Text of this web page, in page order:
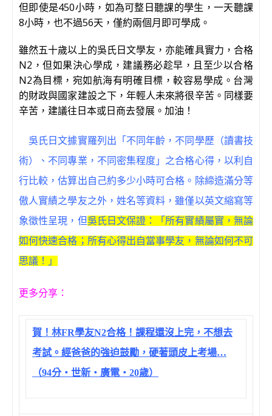
但即使是450小時，如為可整日聽課的學生，一天聽課
8小時，也不過56天，僅約兩個月即可學成。
雖然五十歲以上的吳氏日文學友，亦能確具實力，合格
N2，但如果決心學成，建議務必趁早，且至少以合格
N2為目標，宛如航海有明確目標，較容易學成。台灣
的財政與國家建設之下，年輕人未來將很辛苦。同樣要
辛苦，建議往日本或日商去發展。加油！
吳氏日文據實羅列出「不同年齡，不同學歷（讀書技
術）、不同專業，不同密集程度」之合格心得，以利自
行比較，估算出自己約多少小時可合格。除締造滿分等
傲人實績之學友之外，姓名等資料，雖僅以英文縮寫等
象徵性呈現，但吳氏日文保證：「所有實績屬實，無論
如何快速合格；所有心得出自當事學友，無論如何不可
思議！」
更多分享：
賀！林FR學友N2合格！課程還沒上完，不想去
考試。經爸爸的強迫鼓勵，硬著頭皮上考場…
（94分‧世新‧廣電‧20歲）